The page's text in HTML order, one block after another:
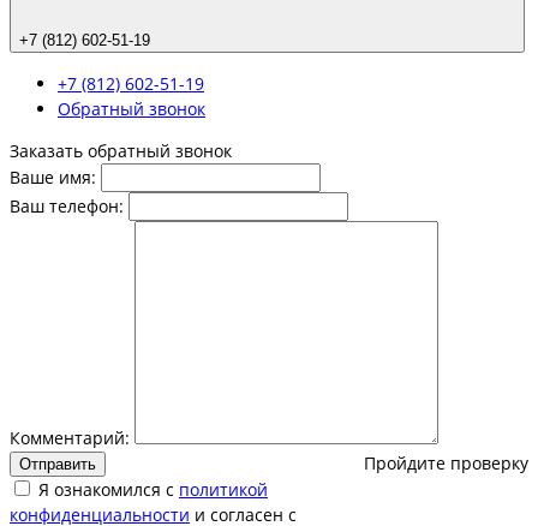
+7 (812) 602-51-19
+7 (812) 602-51-19
Обратный звонок
Заказать обратный звонок
Ваше имя:
Ваш телефон:
Комментарий:
Пройдите проверку
Отправить
Я ознакомился с политикой
конфиденциальности и согласен с